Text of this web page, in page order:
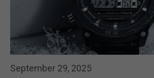
September 29, 2025